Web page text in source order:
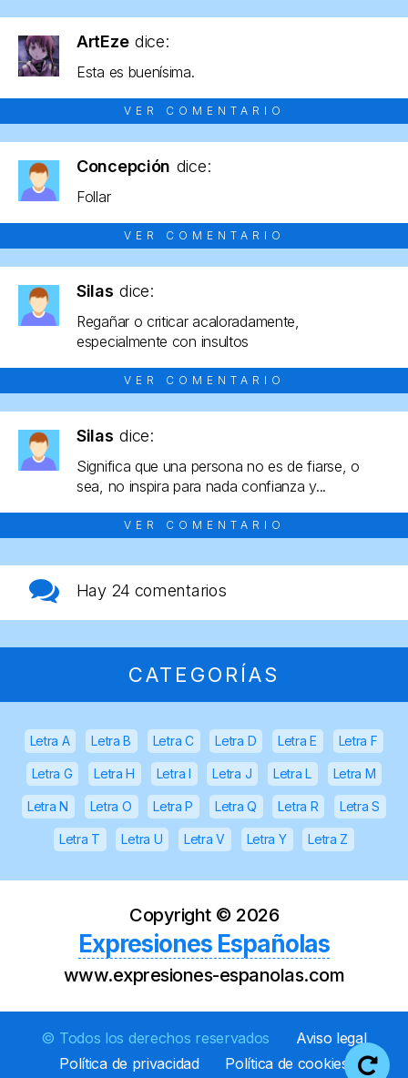
ArtEze dice:
Esta es buenísima.
VER COMENTARIO
Concepción dice:
Follar
VER COMENTARIO
Silas dice:
Regañar o criticar acaloradamente,
especialmente con insultos
VER COMENTARIO
Silas dice:
Significa que una persona no es de fiarse, o
sea, no inspira para nada confianza y...
VER COMENTARIO
Hay 24 comentarios
CATEGORÍAS
Letra A Letra B Letra C Letra D Letra E Letra F
Letra G Letra H Letra I Letra J Letra L Letra M
Letra N Letra O Letra P Letra Q Letra R Letra S
Letra T Letra U Letra V Letra Y Letra Z
Copyright © 2026
Expresiones Españolas
www.expresiones-espanolas.com
© Todos los derechos reservados
Aviso legal
Política de privacidad
Política de cookies